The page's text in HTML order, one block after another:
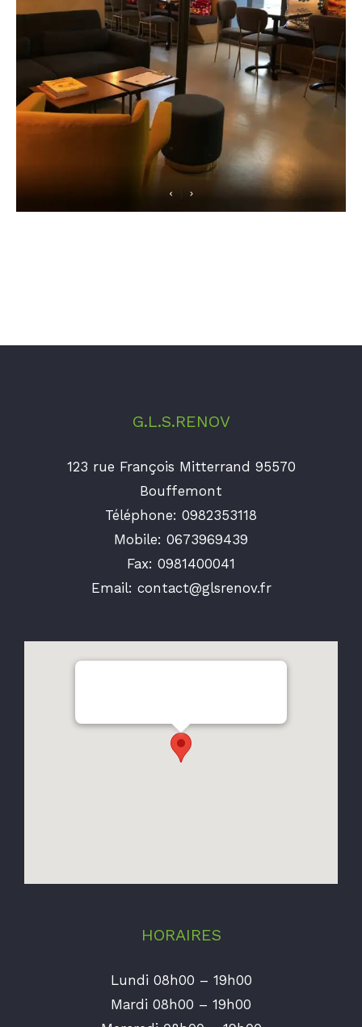
G.L.S.RENOV
123 rue François Mitterrand 95570
Bouffemont
Téléphone: 0982353118
Mobile: 0673969439
Fax: 0981400041
Email: contact@glsrenov.fr
HORAIRES
Lundi 08h00 – 19h00
Mardi 08h00 – 19h00